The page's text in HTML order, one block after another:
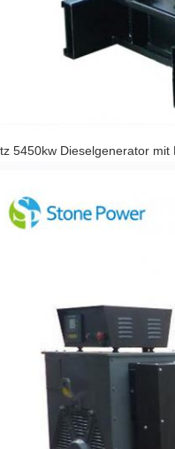
5450kw Dieselgenerator mit